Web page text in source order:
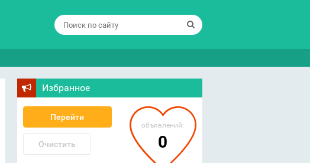
Избранное
Перейти
Очистить
объявлений:
0